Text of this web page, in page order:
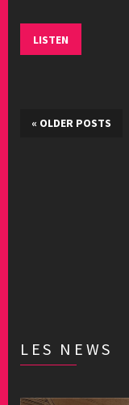
LISTEN
« OLDER POSTS
LES NEWS